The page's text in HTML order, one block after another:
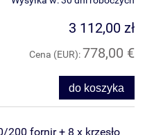
3 112,00 zł
Cena (EUR):778,00 €
do koszyka
200 fornir + 8 x krzesło